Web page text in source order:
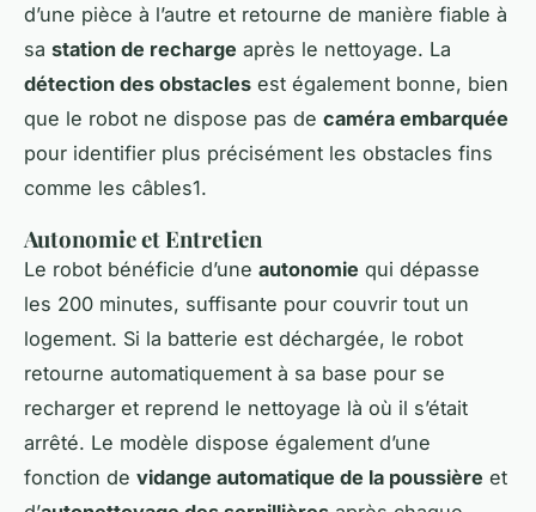
d’une pièce à l’autre et retourne de manière fiable à
sa station de recharge après le nettoyage. La
détection des obstacles est également bonne, bien
que le robot ne dispose pas de caméra embarquée
pour identifier plus précisément les obstacles fins
comme les câbles1.
Autonomie et Entretien
Le robot bénéficie d’une autonomie qui dépasse
les 200 minutes, suffisante pour couvrir tout un
logement. Si la batterie est déchargée, le robot
retourne automatiquement à sa base pour se
recharger et reprend le nettoyage là où il s’était
arrêté. Le modèle dispose également d’une
fonction de vidange automatique de la poussière et